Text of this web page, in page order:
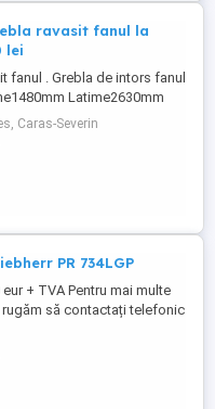
ravasit fanul la
lei
fanul . Grebla de intors fanul
Latime2630mm
Greutate170K gLatimea
Turatia prizei de
min Numar rotatii ale
Caras-Severin
PR 734LGP
eur + TVA Pentru mai multe
să contactați telefonic
07 arata numarul 131 559
268 586 Buldozer
an fabricatie 2009 ore